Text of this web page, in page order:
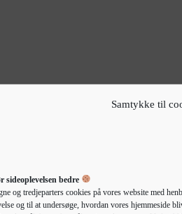
Samtykke til
sideoplevelsen bedre
og tredjeparters cookies på vores website med
og til at undersøge, hvordan vores hjemmeside